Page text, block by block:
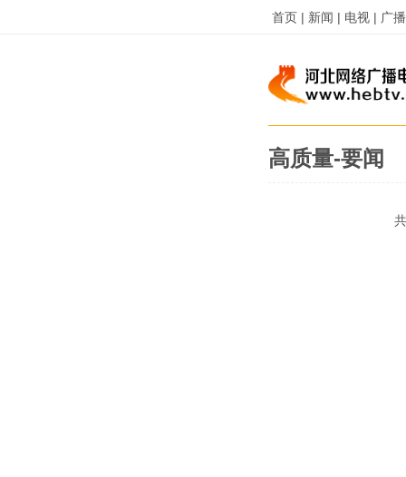
首页 | 新闻 | 电视 | 广
高质量-要闻